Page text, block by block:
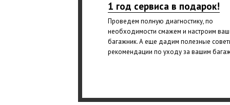
1 год сервиса в подарок!
Проведем полную диагностику, по
необходимости смажем и настроим ваш
багажник. А еще дадим полезные
рекомендации по уходу за вашим